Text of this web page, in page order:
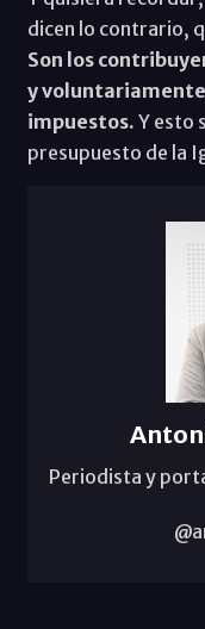
dicen lo contrario,
Son los
y
impuestos. Y esto
presupuesto de la
Periodista y